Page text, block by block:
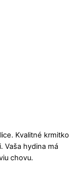
Kvalitné krmitko
Vaša hydina má
chovu.